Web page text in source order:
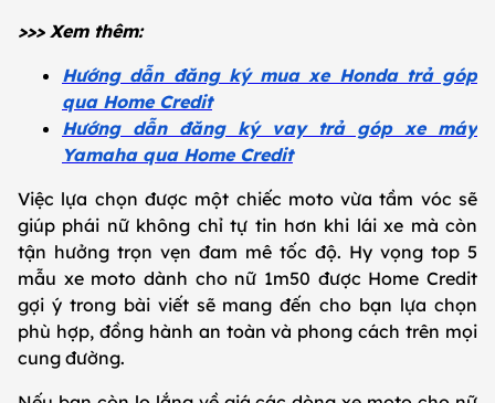
>>> Xem thêm:
Hướng dẫn đăng ký mua xe Honda trả góp
qua Home Credit
Hướng dẫn đăng ký vay trả góp xe máy
Yamaha qua Home Credit
Việc lựa chọn được một chiếc moto vừa tầm vóc sẽ
giúp phái nữ không chỉ tự tin hơn khi lái xe mà còn
tận hưởng trọn vẹn đam mê tốc độ. Hy vọng top 5
mẫu xe moto dành cho nữ 1m50 được Home Credit
gợi ý trong bài viết sẽ mang đến cho bạn lựa chọn
phù hợp, đồng hành an toàn và phong cách trên mọi
cung đường.